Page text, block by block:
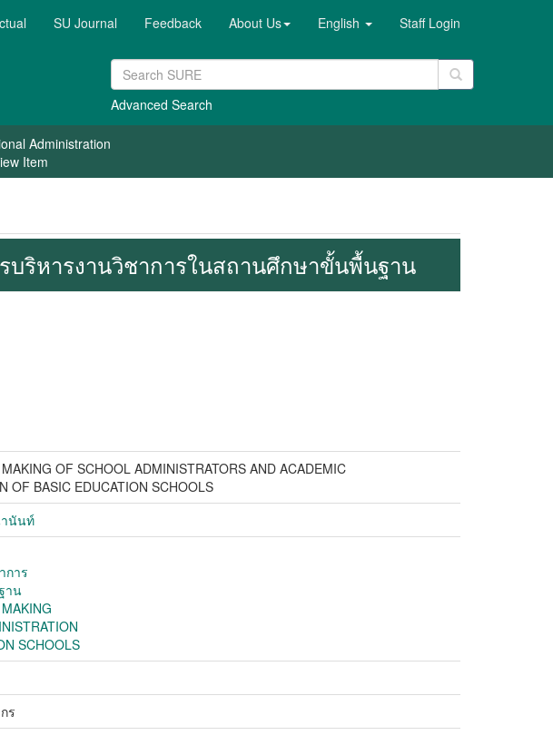
SU Journal Feedback About Us English Staff Login
Advanced Search
Administration
Item
บริหารงานวิชาการในสถานศึกษาขั้นพื้นฐาน
OF SCHOOL ADMINISTRATORS AND ACADEMIC
OF BASIC EDUCATION SCHOOLS
นันท์
การ
าน
SCHOOLS
ร